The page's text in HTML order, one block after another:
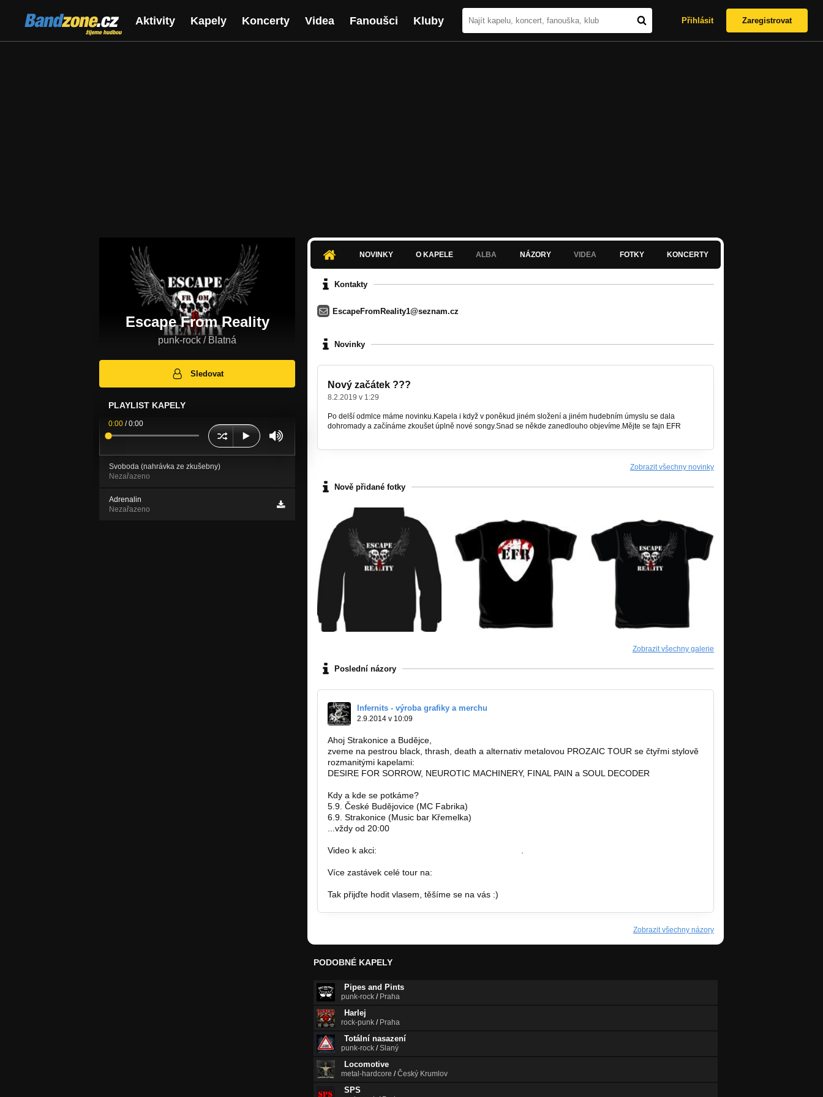
Bandzone.cz
žijeme hudbou
Aktivity Kapely Koncerty Videa Fanoušci Kluby Přihlásit Zaregistrovat
Escape From Reality
punk-rock / Blatná
Sledovat
PLAYLIST KAPELY
0:00 /0:00
Svoboda (nahrávka ze zkušebny)
Nezařazeno
Adrenalin
Nezařazeno
NOVINKY O KAPELE ALBA NÁZORY VIDEA FOTKY KONCERTY
Kontakty
EscapeFromReality1@seznam.cz
Novinky
Nový začátek ???
8.2.2019 v 1:29
Po delší odmlce máme novinku.Kapela i když v poněkud jiném složení a jiném hudebním úmyslu se dala
dohromady a začínáme zkoušet úplně nové songy.Snad se někde zanedlouho objevíme.Mějte se fajn EFR
Zobrazit všechny novinky
Nově přidané fotky
Zobrazit všechny galerie
Poslední názory
Infernits - výroba grafiky a merchu
2.9.2014 v 10:09
Ahoj Strakonice a Budějce,
zveme na pestrou black, thrash, death a alternativ metalovou PROZAIC TOUR se čtyřmi stylově
rozmanitými kapelami:
DESIRE FOR SORROW, NEUROTIC MACHINERY, FINAL PAIN a SOUL DECODER
Kdy a kde se potkáme?
5.9. České Budějovice (MC Fabrika)
6.9. Strakonice (Music bar Křemelka)
...vždy od 20:00
Video k akci:
Více zastávek celé tour na:
Tak přijďte hodit vlasem, těšíme se na vás :)
Zobrazit všechny názory
PODOBNÉ KAPELY
Pipes and Pints
punk-rock / Praha
Harlej
rock-punk / Praha
Totální nasazení
punk-rock /Slaný
Locomotive
metal-hardcore /Český Krumlov
SPS